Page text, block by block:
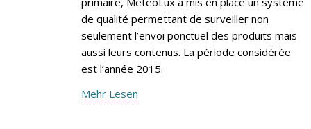
de qualité permettant de surveiller non
seulement l’envoi ponctuel des produits mais
aussi leurs contenus. La période considérée
est l’année 2015.
Mehr Lesen